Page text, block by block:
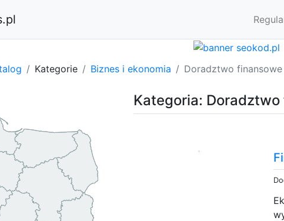
Kategorie Biznes i ekonomia Doradztwo finansowe
Kategoria: